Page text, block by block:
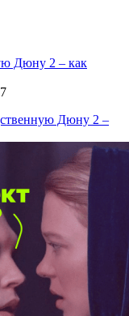
Дюну 2 – как
Дюну 2 –